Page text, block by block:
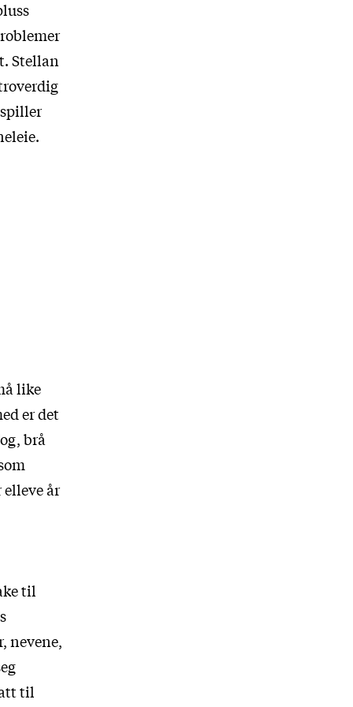
Stellan
like
er det
brå
elleve år
til
nevene,
til